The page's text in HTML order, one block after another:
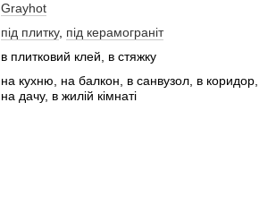
Grayhot
під плитку, під керамограніт
в плитковий клей, в стяжку
на кухню, на балкон, в санвузол, в коридор,
на дачу, в жилій кімнаті